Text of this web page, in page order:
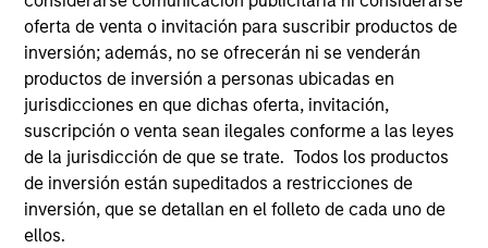
oferta de venta o invitación para suscribir productos de
inversión; además, no se ofrecerán ni se venderán
productos de inversión a personas ubicadas en
jurisdicciones en que dichas oferta, invitación,
suscripción o venta sean ilegales conforme a las leyes
de la jurisdicción de que se trate. Todos los productos
de inversión están supeditados a restricciones de
inversión, que se detallan en el folleto de cada uno de
ellos.
OPPORTUNITY NOW: Unlock a World
of Potential Through International
Investing
International markets provide access to unique
companies, more opportunities to find
mispricing and diversification away from
highly concentrated U.S. equity markets. Learn
how Global Opportunity uncovers high-quality
companies trading at meaningful discounts
around the world.